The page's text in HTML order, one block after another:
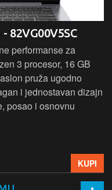
82VG00V5SC
performanse za
3 procesor, 16 GB
pruža ugodno
i jednostavan dizajn
posao i osnovnu
KUPI